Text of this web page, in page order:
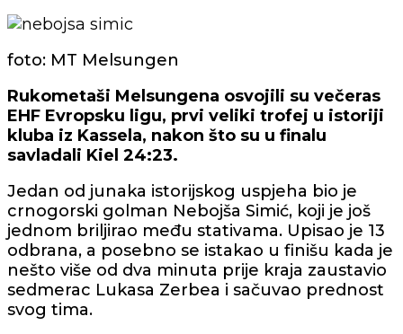
foto: MT Melsungen
Rukometaši Melsungena osvojili su večeras
EHF Evropsku ligu, prvi veliki trofej u istoriji
kluba iz Kassela, nakon što su u finalu
savladali Kiel 24:23.
Jedan od junaka istorijskog uspjeha bio je
crnogorski golman Nebojša Simić, koji je još
jednom briljirao među stativama. Upisao je 13
odbrana, a posebno se istakao u finišu kada je
nešto više od dva minuta prije kraja zaustavio
sedmerac Lukasa Zerbea i sačuvao prednost
svog tima.